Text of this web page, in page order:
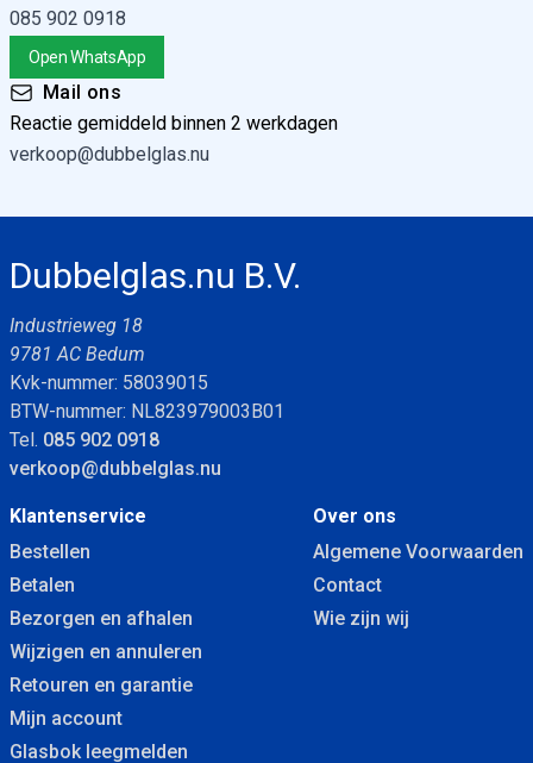
085 902 0918
Open WhatsApp
Mail ons
Reactie gemiddeld binnen 2 werkdagen
verkoop@dubbelglas.nu
Dubbelglas.nu B.V.
Industrieweg 18
9781 AC Bedum
Kvk-nummer: 58039015
BTW-nummer: NL823979003B01
Tel. 085 902 0918
verkoop@dubbelglas.nu
Klantenservice
Bestellen
Betalen
Bezorgen en afhalen
Wijzigen en annuleren
Retouren en garantie
Mijn account
Glasbok leegmelden
Over ons
Algemene Voorwaarden
Contact
Wie zijn wij